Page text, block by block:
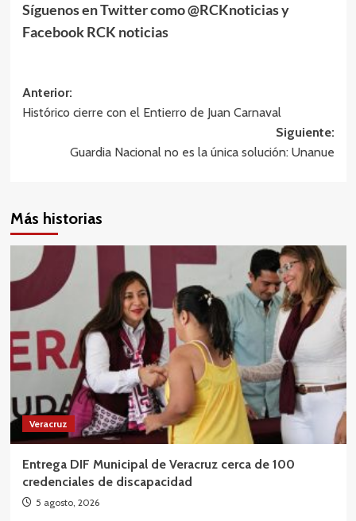
Síguenos en Twitter como @RCKnoticias y
Facebook RCK noticias
Navegación
de
entradas
Anterior:
Histórico cierre con el Entierro de Juan Carnaval
Siguiente:
Guardia Nacional no es la única solución: Unanue
Más historias
Veracruz
Entrega DIF Municipal de Veracruz cerca de 100
credenciales de discapacidad
5 agosto, 2026